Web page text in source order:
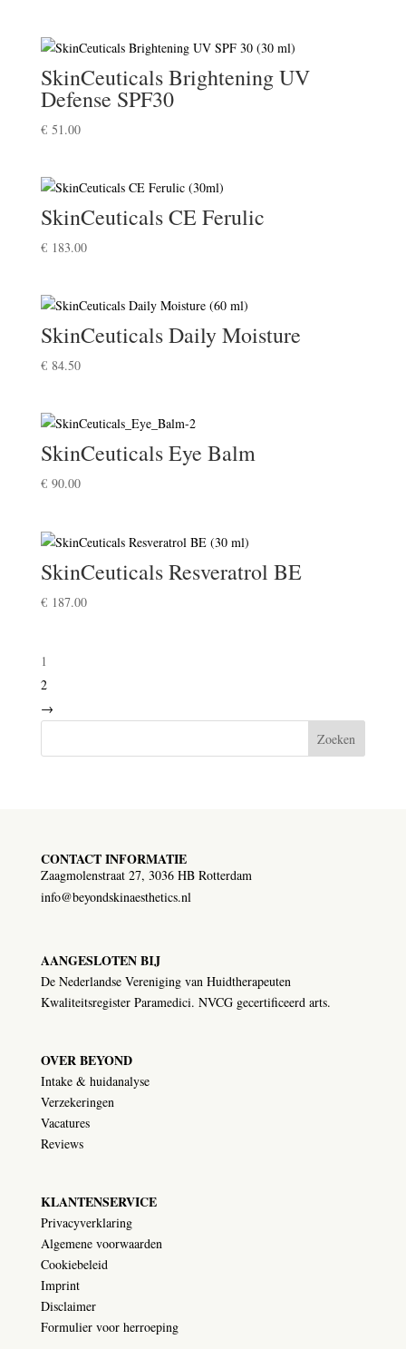
SkinCeuticals Brightening UV
Defense SPF30
€51.00
SkinCeuticals CE Ferulic
€183.00
SkinCeuticals Daily Moisture
€84.50
SkinCeuticals Eye Balm
€90.00
SkinCeuticals Resveratrol BE
€187.00
1
2
→
Zoeken
CONTACT INFORMATIE
Zaagmolenstraat 27, 3036 HB Rotterdam
info@beyondskinaesthetics.nl
AANGESLOTEN BIJ
De Nederlandse Vereniging van Huidtherapeuten
Kwaliteitsregister Paramedici. NVCG gecertificeerd arts.
OVER BEYOND
Intake & huidanalyse
Verzekeringen
Vacatures
Reviews
KLANTENSERVICE
Privacyverklaring
Algemene voorwaarden
Cookiebeleid
Imprint
Disclaimer
Formulier voor herroeping